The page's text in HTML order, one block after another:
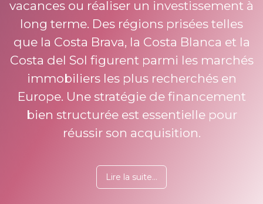
vacances ou réaliser un investissement à
long terme. Des régions prisées telles
que la Costa Brava, la Costa Blanca et la
Costa del Sol figurent parmi les marchés
immobiliers les plus recherchés en
Europe. Une stratégie de financement
bien structurée est essentielle pour
réussir son acquisition.
Lire la suite...